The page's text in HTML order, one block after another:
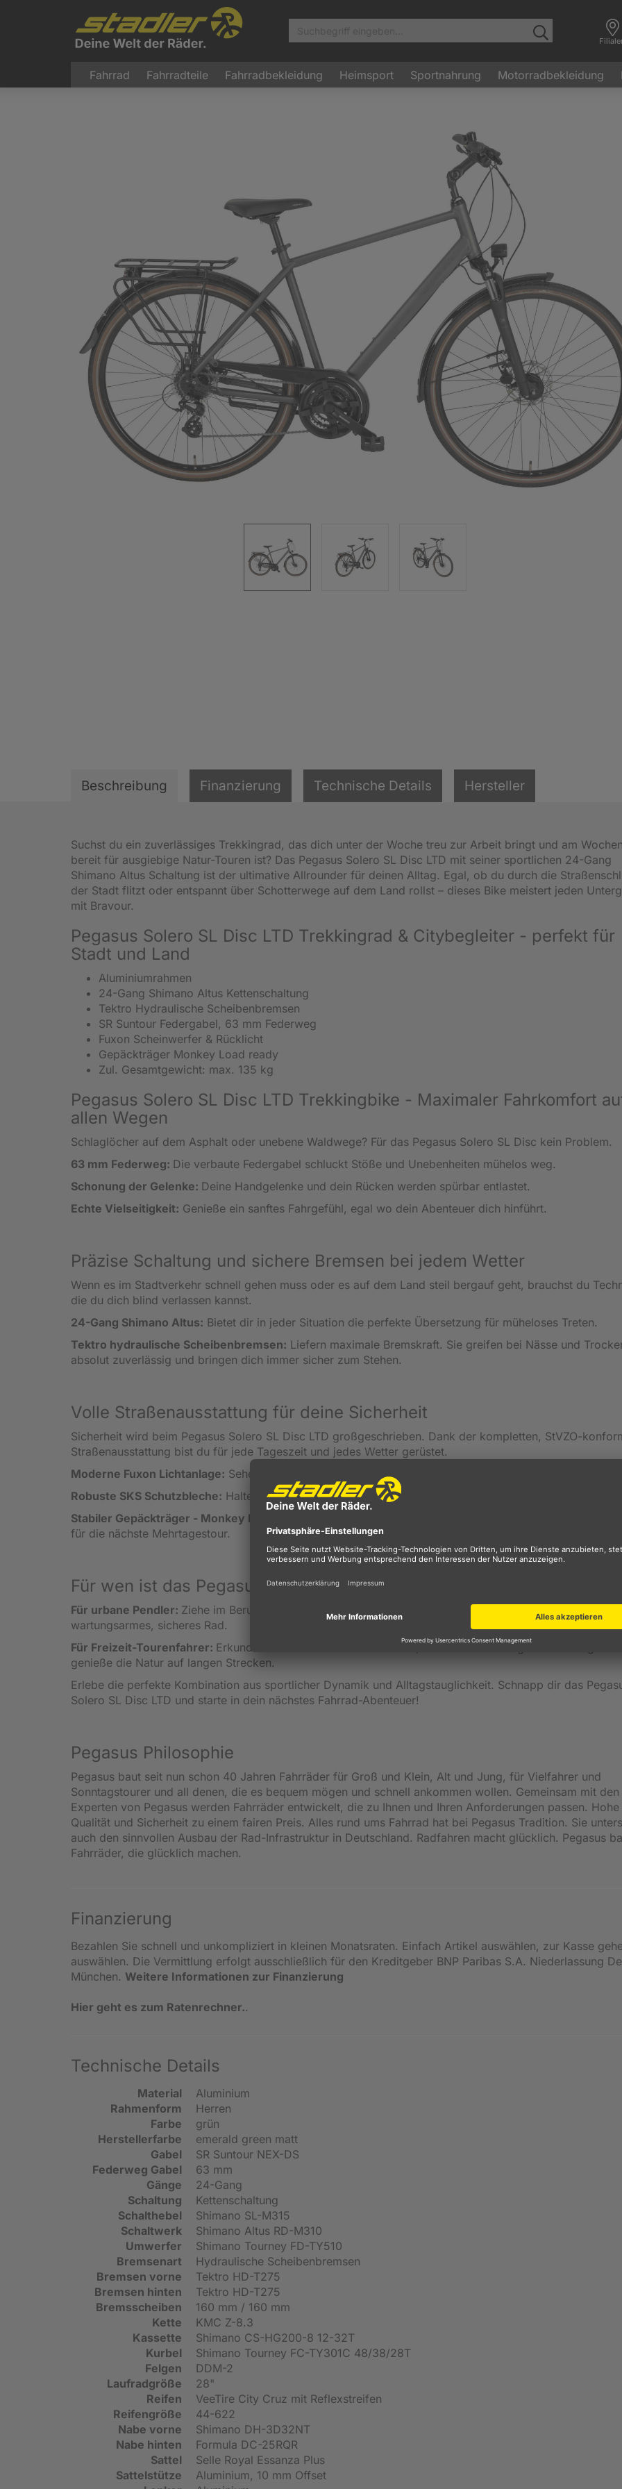
Fahrrad Fahrradteile Fahrradbekleidung Heimsport Sportnahrung Motorradbekleidung
Beschreibung Finanzierung Technische Details Hersteller
Suchst du ein zuverlässiges Trekkingrad, das dich unter der Woche treu zur Arbeit bringt und am
bereit für ausgiebige Natur-Touren ist? Das Pegasus Solero SL Disc LTD mit seiner sportlichen 24-Gang
Shimano Altus Schaltung ist der ultimative Allrounder für deinen Alltag. Egal, ob du durch die
der Stadt flitzt oder entspannt über Schotterwege auf dem Land rollst – dieses Bike meistert jeden
mit Bravour.
Pegasus Solero SL Disc LTD Trekkingrad & Citybegleiter - perfekt für
Stadt und Land
Aluminiumrahmen
24-Gang Shimano Altus Kettenschaltung
Tektro Hydraulische Scheibenbremsen
SR Suntour Federgabel, 63 mm Federweg
Fuxon Scheinwerfer & Rücklicht
Gepäckträger Monkey Load ready
Zul. Gesamtgewicht: max. 135 kg
Pegasus Solero SL Disc LTD Trekkingbike - Maximaler Fahrkomfort
allen Wegen
Schlaglöcher auf dem Asphalt oder unebene Waldwege? Für das Pegasus Solero SL Disc kein Problem.
63 mm Federweg: Die verbaute Federgabel schluckt Stöße und Unebenheiten mühelos weg.
Schonung der Gelenke: Deine Handgelenke und dein Rücken werden spürbar entlastet.
Echte Vielseitigkeit: Genieße ein sanftes Fahrgefühl, egal wo dein Abenteuer dich hinführt.
Präzise Schaltung und sichere Bremsen bei jedem Wetter
Wenn es im Stadtverkehr schnell gehen muss oder es auf dem Land steil bergauf geht, brauchst du
die du dich blind verlassen kannst.
24-Gang Shimano Altus: Bietet dir in jeder Situation die perfekte Übersetzung für müheloses Treten.
Tektro hydraulische Scheibenbremsen: Liefern maximale Bremskraft. Sie greifen bei Nässe und
absolut zuverlässig und bringen dich immer sicher zum Stehen.
Volle Straßenausstattung für deine Sicherheit
Sicherheit wird beim Pegasus Solero SL Disc LTD großgeschrieben. Dank der kompletten, StVZO-
Straßenausstattung bist du für jede Tageszeit und jedes Wetter gerüstet.
Moderne Fuxon Lichtanlage: Sehen und gesehen werden, selbst auf unbeleuchteten Landstraßen.
Robuste SKS Schutzbleche: Halten Schmutz und Regenwasser verlässlich von deiner Kleidung fern.
Stabiler Gepäckträger - Monkey Load ready:
für die nächste Mehrtagestour.
Für wen ist das Pegasus Solero SL Disc LTD ideal?
Für urbane Pendler: Ziehe im Berufsverkehr entspannt an den Staus vorbei und verlass dich auf ein
wartungsarmes, sicheres Rad.
Für Freizeit-Tourenfahrer: Erkunde am Wochenende das Umland, nimm steile Anstiege mit Leichtigkeit
genieße die Natur auf langen Strecken.
Erlebe die perfekte Kombination aus sportlicher Dynamik und Alltagstauglichkeit. Schnapp dir das
Solero SL Disc LTD und starte in dein nächstes Fahrrad-Abenteuer!
Pegasus Philosophie
Pegasus baut seit nun schon 40 Jahren Fahrräder für Groß und Klein, Alt und Jung, für Vielfahrer und
Sonntagstourer und all denen, die es bequem mögen und schnell ankommen wollen. Gemeinsam mit den
Experten von Pegasus werden Fahrräder entwickelt, die zu Ihnen und Ihren Anforderungen passen. Hohe
Qualität und Sicherheit zu einem fairen Preis. Alles rund ums Fahrrad hat bei Pegasus Tradition. Sie
auch den sinnvollen Ausbau der Rad-Infrastruktur in Deutschland. Radfahren macht glücklich. Pegasus
Fahrräder, die glücklich machen.
Finanzierung
Bezahlen Sie schnell und unkompliziert in kleinen Monatsraten. Einfach Artikel auswählen, zur Kasse
auswählen. Die Vermittlung erfolgt ausschließlich für den Kreditgeber BNP Paribas S.A. Niederlassung
München. Weitere Informationen zur Finanzierung
Hier geht es zum Ratenrechner..
Technische Details
Material
Aluminium
Rahmenform
Herren
Farbe
grün
Herstellerfarbe
emerald green matt
Gabel
SR Suntour NEX-DS
Federweg Gabel
63 mm
Gänge
24-Gang
Schaltung
Kettenschaltung
Schalthebel
Shimano SL-M315
Schaltwerk
Shimano Altus RD-M310
Umwerfer
Shimano Tourney FD-TY510
Bremsenart
Hydraulische Scheibenbremsen
Bremsen vorne
Tektro HD-T275
Bremsen hinten
Tektro HD-T275
Bremsscheiben
160 mm / 160 mm
Kette
KMC Z-8.3
Kassette
Shimano CS-HG200-8 12-32T
Kurbel
Shimano Tourney FC-TY301C 48/38/28T
Felgen
DDM-2
Laufradgröße
28"
Reifen
VeeTire City Cruz mit Reflexstreifen
Reifengröße
44-622
Nabe vorne
Shimano DH-3D32NT
Nabe hinten
Formula DC-25RQR
Sattel
Selle Royal Essanza Plus
Sattelstütze
Aluminium, 10 mm Offset